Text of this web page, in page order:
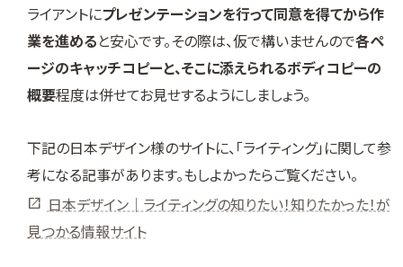
ライアントにプレゼンテーションを行って同意を得てから作
業を進める と安心です。その際は、仮で構いませんので各ペ
ージのキャッチコピーと、そこに添えられるボディコピーの
概要程度は併せてお見せするようにしましょう。
下記の日本デザイン様のサイトに、「ライティング」に関して参
考になる記事があります。もしよかったらご覧ください。
日本デザイン｜ライティングの知りたい！知りたかった！が
見つかる情報サイト